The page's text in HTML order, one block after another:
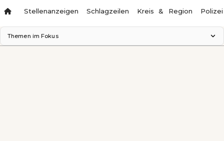
Stellenanzeigen Schlagzeilen Kreis & Region Polizei
Themen im Fokus